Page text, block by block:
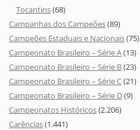
Tocantins(68)
Campanhas dos Campeões(89)
Campeões Estaduais e Nacionais(75)
Campeonato Brasileiro – Série A(13)
Campeonato Brasileiro – Série B(23)
Campeonato Brasileiro – Série C(21)
Campeonato Brasileiro – Série D(9)
Campeonatos Históricos(2.206)
Carências(1.441)